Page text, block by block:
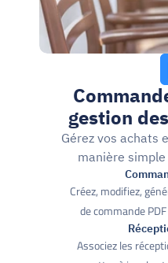
gestion
Gérez vos achats
manière
Créez, modifiez,
de commande
Associez les